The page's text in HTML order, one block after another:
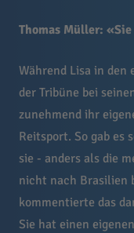
Thomas Müller:
Während Lisa in
der Tribüne bei
zunehmend ihr
Reitsport. So gab es
sie - anders als die
nicht nach Brasilien
kommentierte das
Sie hat einen